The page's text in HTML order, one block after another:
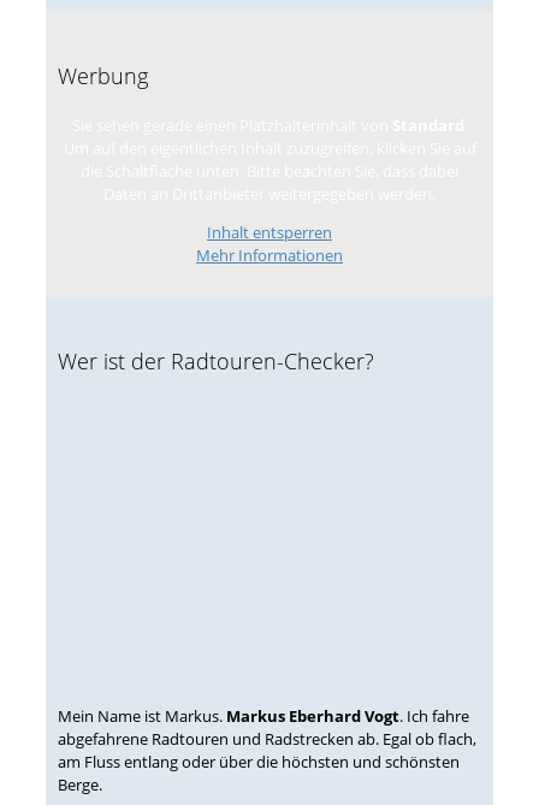
Werbung
Inhalt entsperren
Mehr Informationen
Wer ist der Radtouren-Checker?
Mein Name ist Markus. Markus Eberhard Vogt. Ich fahre
abgefahrene Radtouren und Radstrecken ab. Egal ob flach,
am Fluss entlang oder über die höchsten und schönsten
Berge.